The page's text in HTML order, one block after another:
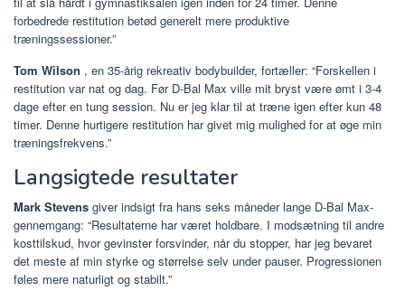
forbedrede restitution betød generelt mere produktive
træningssessioner.”
Tom Wilson , en 35-årig rekreativ bodybuilder, fortæller: “Forskellen i
restitution var nat og dag. Før D-Bal Max ville mit bryst være ømt i 3-4
dage efter en tung session. Nu er jeg klar til at træne igen efter kun 48
timer. Denne hurtigere restitution har givet mig mulighed for at øge min
træningsfrekvens.”
Langsigtede resultater
Mark Stevens giver indsigt fra hans seks måneder lange D-Bal Max-
gennemgang: “Resultaterne har været holdbare. I modsætning til andre
kosttilskud, hvor gevinster forsvinder, når du stopper, har jeg bevaret
det meste af min styrke og størrelse selv under pauser. Progressionen
føles mere naturligt og stabilt.”